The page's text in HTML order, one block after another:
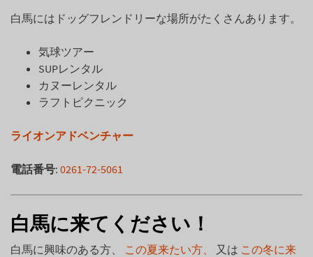
白馬にはドッグフレンドリーな場所がたくさんあります。
気球ツアー
SUPレンタル
カヌーレンタル
ラフトピクニック
ライオンアドベンチャー
電話番号: 0261-72-5061
白馬に来てください！
白馬に興味のある方、 この夏来たい方、 又は この冬に来